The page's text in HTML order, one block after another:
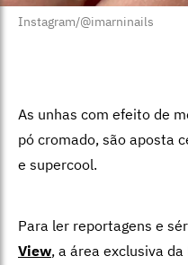
Instagram/@imarninails
As unhas com efeito de
pó cromado, são aposta
e supercool.
Para ler reportagens e
View, a área exclusiva da